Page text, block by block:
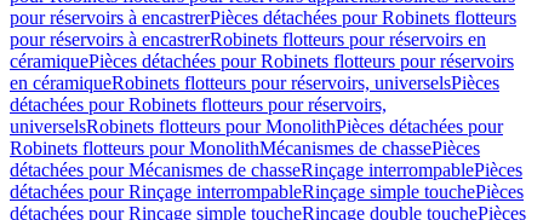
pour réservoirs à encastrerPièces détachées pour Robinets flotteurs
pour réservoirs à encastrerRobinets flotteurs pour réservoirs en
céramiquePièces détachées pour Robinets flotteurs pour réservoirs
en céramiqueRobinets flotteurs pour réservoirs, universelsPièces
détachées pour Robinets flotteurs pour réservoirs,
universelsRobinets flotteurs pour MonolithPièces détachées pour
Robinets flotteurs pour MonolithMécanismes de chassePièces
détachées pour Mécanismes de chasseRinçage interrompablePièces
détachées pour Rinçage interrompableRinçage simple touchePièces
détachées pour Rinçage simple toucheRinçage double touchePièces